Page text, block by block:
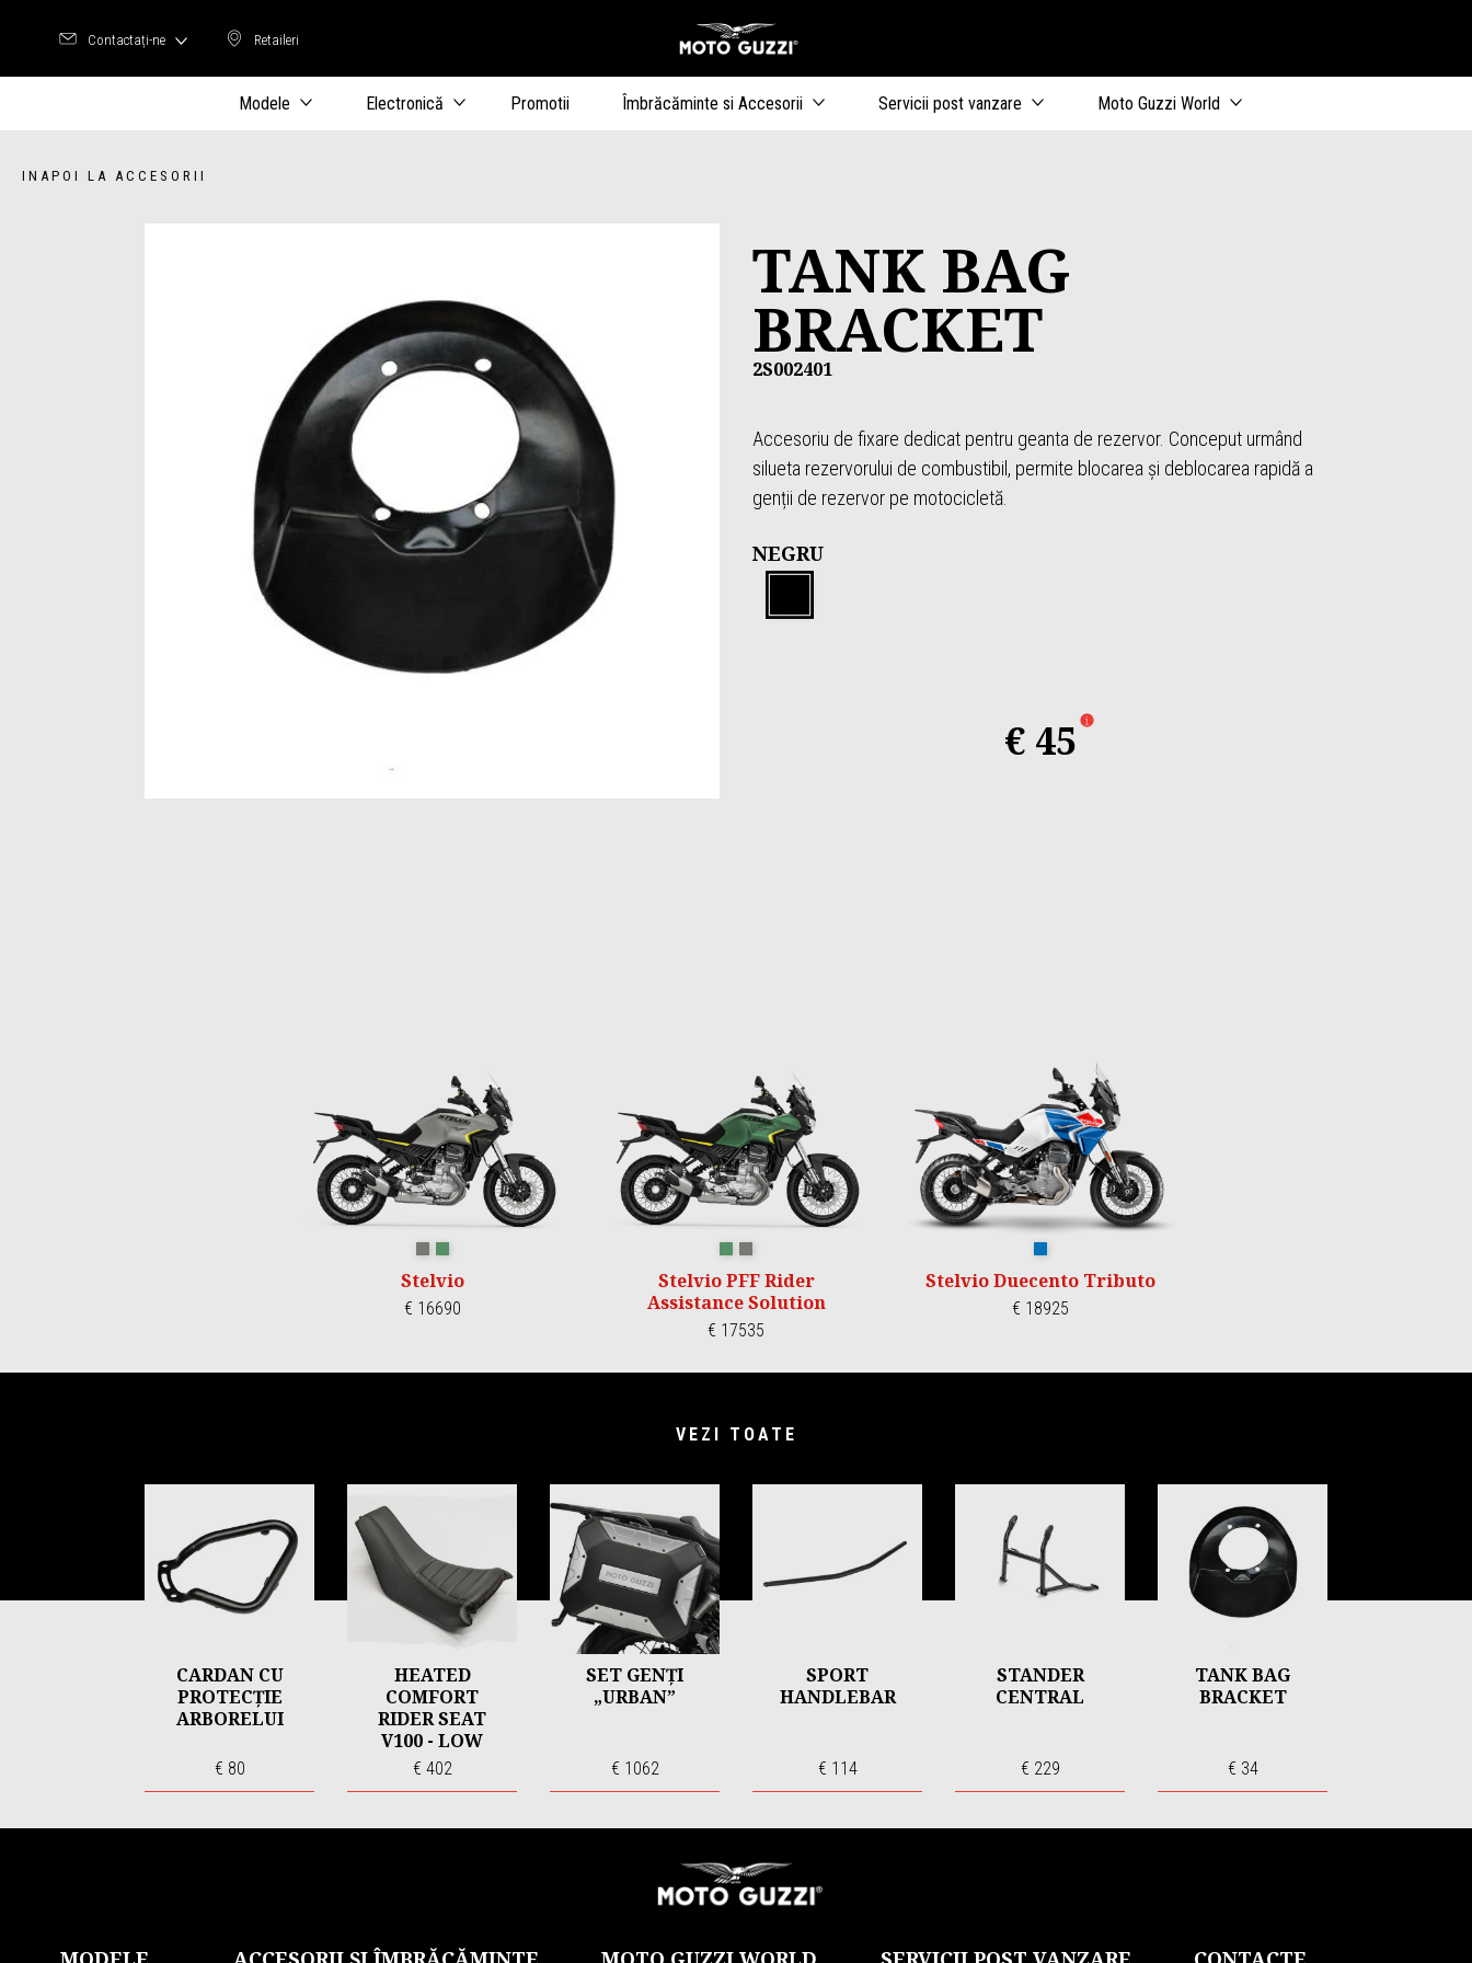
Retaileri
Retaileri
Contactați-ne
Modele Electronică Promotii Îmbrăcăminte si Accesorii Servicii post vanzare Moto Guzzi World
INAPOI LA ACCESORII
TANK BAG
BRACKET
2S002401
Accesoriu de fixare dedicat pentru geanta de rezervor. Conceput urmând
silueta rezervorului de combustibil, permite blocarea și deblocarea rapidă a
genții de rezervor pe motocicletă.
NEGRU
Negru
€ 45
Stelvio
€ 16690
Stelvio PFF Rider
Assistance Solution
€ 17535
Stelvio Duecento Tributo
€ 18925
VEZI TOATE
CARDAN CU
PROTECȚIE
ARBORELUI
€ 80
HEATED
COMFORT
RIDER SEAT
V100 - LOW
€ 402
SET GENȚI
„URBAN”
€ 1062
SPORT
HANDLEBAR
€ 114
STANDER
CENTRAL
€ 229
TANK BAG
BRACKET
€ 34
Item